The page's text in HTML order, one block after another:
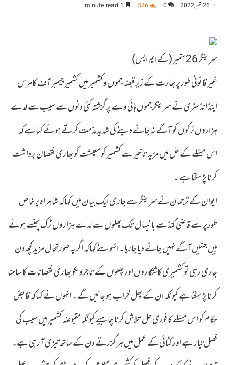
26 ستمبر, 2022 0
536
سرینگر 26ستمبر (کے ایم ایس)
غیر قانونی طور پربھارت کے زیر قبضہ جموں و کشمیر میں کشمیر چیمبر آف کامرس
اینڈ انڈسٹری نے سرینگر جموں ہائی وے پر گزشتہ کئی دنوں سے سیب سے لدے
ہزاروں ٹرکوں کو آگے نہ جانے دینے کی شدید مذمت کرتے ہوئے کہاہے کہ
اس مسئلے کے حل میں مزید تاخیر سے کشمیر کو معیشت کو بھاری نقصان برداشت
کرنا پڑسکتا ہے ۔
ایوان کے ترجمان نے سرینگر سے جاری ایک بیان میں کہاکہ شاہراہ پر خاص
طورپر سے قاضی گنڈ سے بانیہال تک پھلوں سے لدے ہزاروں ٹرک پھنسے ہوئے
ہیں جنہیں آگے نہیں جانے دیا جارہا ۔ انہوںنے کہاکہ اگریہ صورتحال مزید کچھ دن
جاری رہی تو کشمیری کاشتکاروں اور پھلوں کے تاجروںکو بھاری نقصانات کا سامنا
کرنا پڑ سکتا ہے کیونکہ ان کے پھل خراب ہو جائیں گے ۔ انہوں نے کہاکہ قابض
حکام کو اس مسئلے کا فوری حل تلاش کرنا چاہیے کیونکہ مقبوضہ کشمیرمیں سیب کی
فصل تیار ہے اور کٹائی کے عمل میں ہر گزرتے دن کے ساتھ تیزی آرہی ہے۔